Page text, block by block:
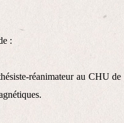
:
réanimateur au CHU